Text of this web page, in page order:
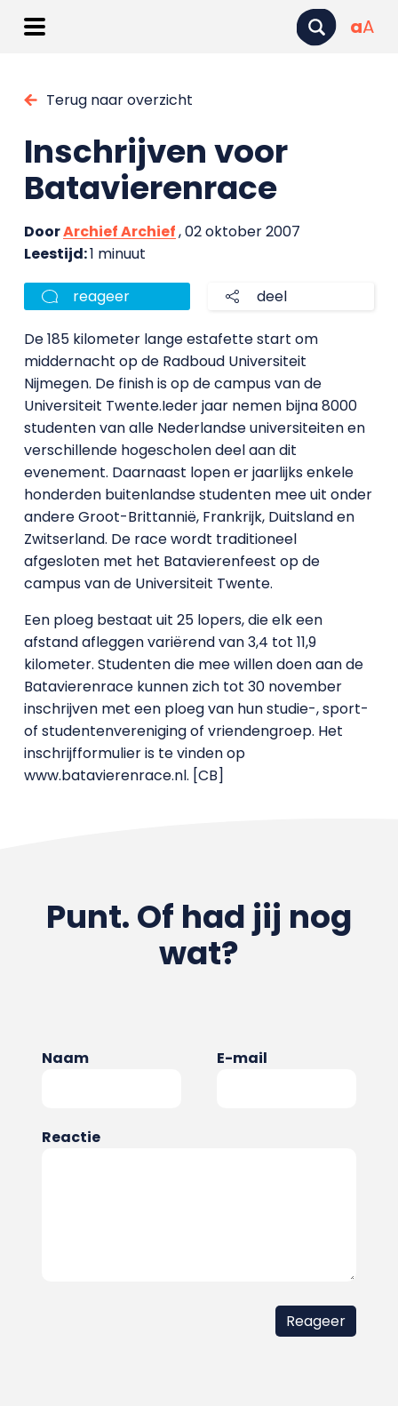
aA
Terug naar overzicht
Inschrijven voor
Batavierenrace
DoorArchief Archief, 02 oktober 2007
Leestijd:1 minuut
reageer deel
De 185 kilometer lange estafette start om
middernacht op de Radboud Universiteit
Nijmegen. De finish is op de campus van de
Universiteit Twente.Ieder jaar nemen bijna 8000
studenten van alle Nederlandse universiteiten en
verschillende hogescholen deel aan dit
evenement. Daarnaast lopen er jaarlijks enkele
honderden buitenlandse studenten mee uit onder
andere Groot-Brittannië, Frankrijk, Duitsland en
Zwitserland. De race wordt traditioneel
afgesloten met het Batavierenfeest op de
campus van de Universiteit Twente.
Een ploeg bestaat uit 25 lopers, die elk een
afstand afleggen variërend van 3,4 tot 11,9
kilometer. Studenten die mee willen doen aan de
Batavierenrace kunnen zich tot 30 november
inschrijven met een ploeg van hun studie-, sport-
of studentenvereniging of vriendengroep. Het
inschrijfformulier is te vinden op
www.batavierenrace.nl. [CB]
Punt. Of had jij nog
wat?
Naam E-mail
Reactie